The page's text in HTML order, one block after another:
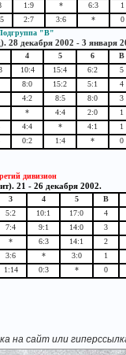
1:9 * 6:3 1
2:7 3:6 * 0
"B"
28 декабря 2002 - 3 января
4 5 6 В
10:4 15:4 6:2 5
8:0 15:2 5:1 4
4:2 8:5 8:0 3
* 4:4 2:0 1
4:4 * 4:1 1
0:2 1:4 * 0
дивизион
21 - 26 декабря 2002.
3 4 5 В
5:2 10:1 17:0 4
7:4 9:1 14:0 3
* 6:3 14:1 2
3:6 * 3:0 1
1:14 0:3 * 0
на сайт или